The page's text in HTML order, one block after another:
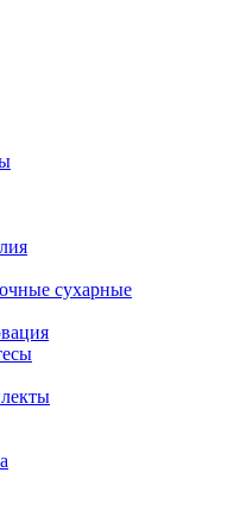
сухарные